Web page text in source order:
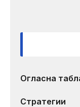
Огласна
Стратегии